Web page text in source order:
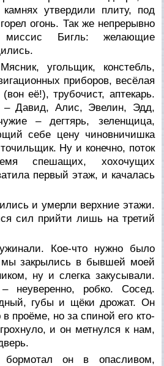
утвердили плиту, под
огонь. Так же непрерывно
миссис Бигль: желающие
угольщик, констебль,
приборов, весёлая
её!), трубочист, аптекарь.
– Давид, Алис, Эвелин, Эдд,
– дегтярь, зеленщица,
себе цену чиновничишка
Ну и конечно, поток
спешащих, хохочущих
первый этаж, и качалась
и умерли верхние этажи.
сил прийти лишь на третий
Кое-что нужно было
мы закрылись в бывшей моей
ну и слегка закусывали.
неуверенно, робко. Сосед.
губы и щёки дрожат. Он
проёме, но за спиной его кто-
и он метнулся к нам,
он в опасливом,